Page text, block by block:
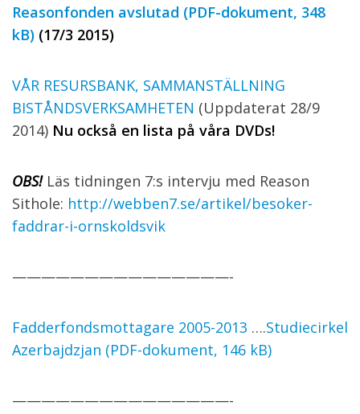
Reasonfonden avslutad (PDF-dokument, 348
kB) (17/3 2015)
VÅR RESURSBANK, SAMMANSTÄLLNING
BISTÅNDSVERKSAMHETEN (Uppdaterat 28/9
2014) Nu också en lista på våra DVDs!
OBS!Läs tidningen 7:s intervju med Reason
Sithole: http://webben7.se/artikel/besoker-
faddrar-i-ornskoldsvik
———————————————-
Fadderfondsmottagare 2005-2013 ….Studiecirkel
Azerbajdzjan (PDF-dokument, 146 kB)
———————————————-